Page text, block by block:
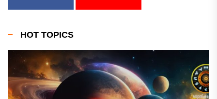
HOT TOPICS